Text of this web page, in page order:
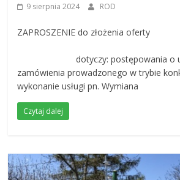
9 sierpnia 2024 ROD
ZAPROSZENIE do złożenia oferty
dotyczy: postępowania o
zamówienia prowadzonego w trybie
wykonanie usługi pn. Wymiana
Czytaj dalej